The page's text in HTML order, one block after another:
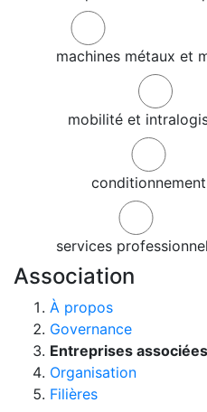
machines métaux et
mobilité et
conditionnement
services
Association
À propos
Governance
Entreprises associées
Organisation
Filières